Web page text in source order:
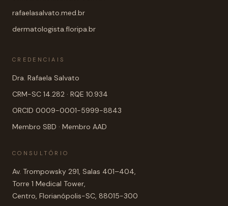
rafaelasalvato.med.br
dermatologista.floripa.br
CREDENCIAIS
Dra. Rafaela Salvato
CRM-SC 14.282 · RQE 10.934
ORCID 0009-0001-5999-8843
Membro SBD · Membro AAD
CONSULTÓRIO
Av. Trompowsky 291, Salas 401–404,
Torre 1 Medical Tower,
Centro, Florianópolis-SC, 88015-300